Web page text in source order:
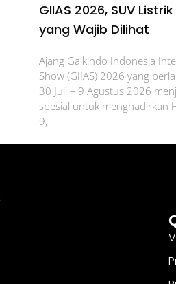
GIIAS 2026, SUV
yang Wajib Dilihat
Ajang Gaikindo Indonesia
Show (GIIAS) 2026 yang
30 Juli – 9 Agustus 2026
spesial untuk menghadirkan
9,